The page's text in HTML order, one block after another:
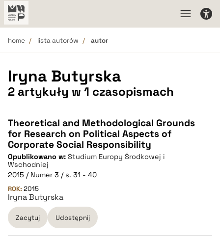
home lista autorów autor
Iryna Butyrska
2 artykuły w 1 czasopismach
Theoretical and Methodological Grounds
for Research on Political Aspects of
Corporate Social Responsibility
Opublikowano w: Studium Europy Środkowej i
Wschodniej
2015 / Numer 3 / s. 31 - 40
ROK: 2015
Iryna Butyrska
Zacytuj Udostępnij